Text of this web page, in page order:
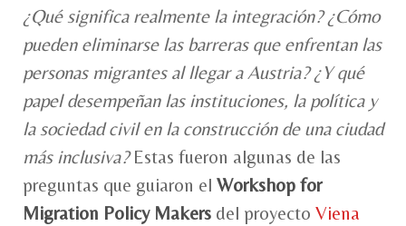
¿Qué significa realmente la integración? ¿Cómo
pueden eliminarse las barreras que enfrentan las
personas migrantes al llegar a Austria? ¿Y qué
papel desempeñan las instituciones, la política y
la sociedad civil en la construcción de una ciudad
más inclusiva?Estas fueron algunas de las
preguntas que guiaron el Workshop for
Migration Policy Makers del proyecto Viena